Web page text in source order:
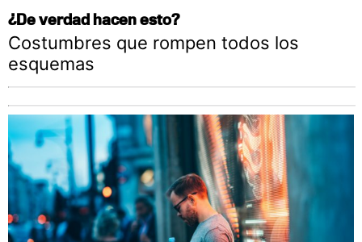
¿De verdad hacen esto?
Costumbres que rompen todos los
esquemas